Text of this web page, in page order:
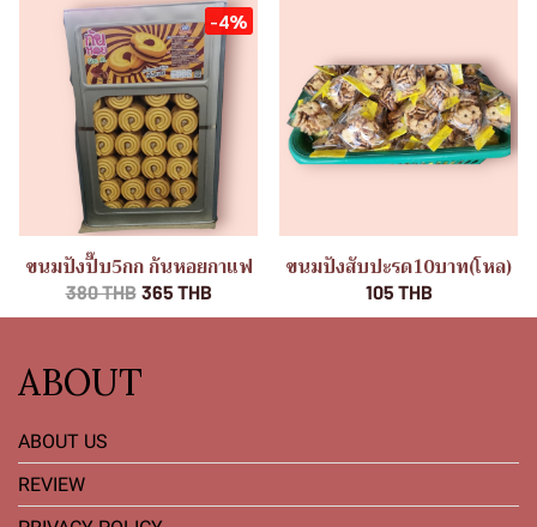
-4%
ขนมปังปี๊บ5กก ก้นหอยกาแฟ
380 THB 365 THB
ขนมปังสับปะรด10บาท(โหล)
105 THB
ABOUT
ABOUT US
REVIEW